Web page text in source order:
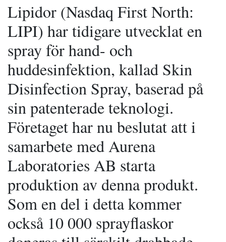
Lipidor (Nasdaq First North:
LIPI) har tidigare utvecklat en
spray för hand- och
huddesinfektion, kallad Skin
Disinfection Spray, baserad på
sin patenterade teknologi.
Företaget har nu beslutat att i
samarbete med Aurena
Laboratories AB starta
produktion av denna produkt.
Som en del i detta kommer
också 10 000 sprayflaskor